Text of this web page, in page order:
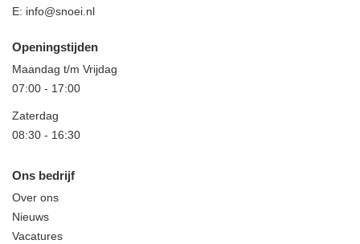
E: info@snoei.nl
Openingstijden
Maandag t/m Vrijdag
07:00 - 17:00
Zaterdag
08:30 - 16:30
Ons bedrijf
Over ons
Nieuws
Vacatures